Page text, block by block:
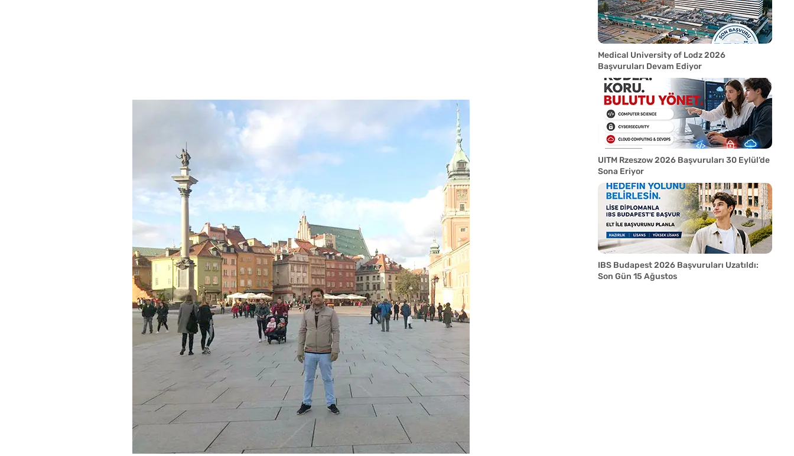
Medical University of Lodz 2026
Başvuruları Devam Ediyor
UITM Rzeszow 2026 Başvuruları 30 Eylül’de
Sona Eriyor
IBS Budapest 2026 Başvuruları Uzatıldı:
Son Gün 15 Ağustos